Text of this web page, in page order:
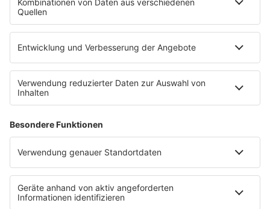
90s90s App
Sonos
Service
FAQs
Kontakt
Datenschutz
Datenschutz Facebook & Instagram-Fanpage
Datenschutzeinstellungen
Allgemeine Teilnahmebedingungen
Werbung schalten